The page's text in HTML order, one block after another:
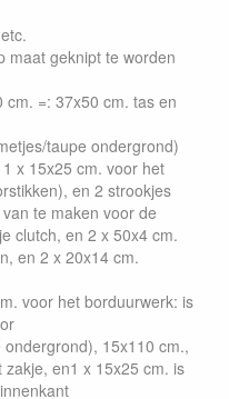
maat geknipt te worden
=: 37x50 cm. tas en
taupe ondergrond)
x 15x25 cm. voor het
en 2 strookjes
te maken voor de
clutch, en 2 x 50x4 cm.
en 2 x 20x14 cm.
voor het borduurwerk: is
15x110 cm.,
en1 x 15x25 cm. is